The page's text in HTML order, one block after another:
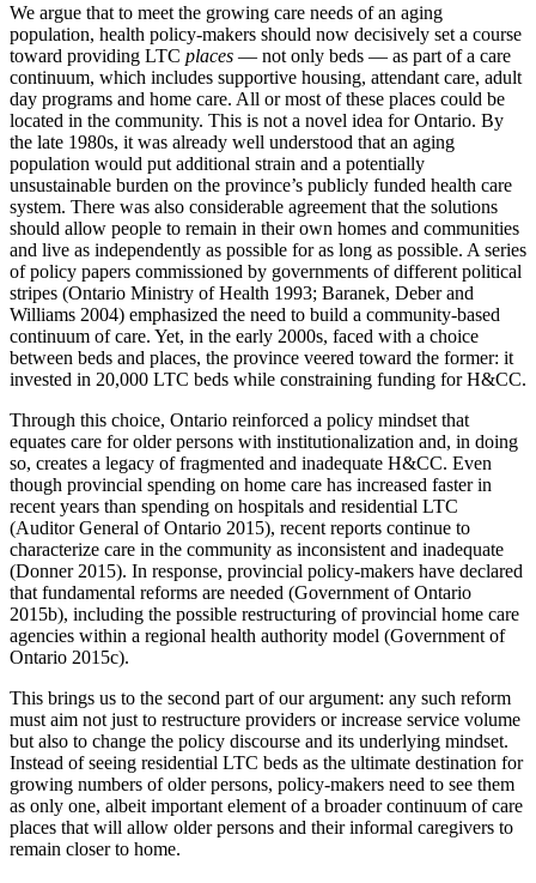
We argue that to meet the growing care needs of an aging
population, health policy-makers should now decisively set a course
toward providing LTC places — not only beds — as part of a care
continuum, which includes supportive housing, attendant care, adult
day programs and home care. All or most of these places could be
located in the community. This is not a novel idea for Ontario. By
the late 1980s, it was already well understood that an aging
population would put additional strain and a potentially
unsustainable burden on the province’s publicly funded health care
system. There was also considerable agreement that the solutions
should allow people to remain in their own homes and communities
and live as independently as possible for as long as possible. A series
of policy papers commissioned by governments of different political
stripes (Ontario Ministry of Health 1993; Baranek, Deber and
Williams 2004) emphasized the need to build a community-based
continuum of care. Yet, in the early 2000s, faced with a choice
between beds and places, the province veered toward the former: it
invested in 20,000 LTC beds while constraining funding for H&CC.
Through this choice, Ontario reinforced a policy mindset that
equates care for older persons with institutionalization and, in doing
so, creates a legacy of fragmented and inadequate H&CC. Even
though provincial spending on home care has increased faster in
recent years than spending on hospitals and residential LTC
(Auditor General of Ontario 2015), recent reports continue to
characterize care in the community as inconsistent and inadequate
(Donner 2015). In response, provincial policy-makers have declared
that fundamental reforms are needed (Government of Ontario
2015b), including the possible restructuring of provincial home care
agencies within a regional health authority model (Government of
Ontario 2015c).
This brings us to the second part of our argument: any such reform
must aim not just to restructure providers or increase service volume
but also to change the policy discourse and its underlying mindset.
Instead of seeing residential LTC beds as the ultimate destination for
growing numbers of older persons, policy-makers need to see them
as only one, albeit important element of a broader continuum of care
places that will allow older persons and their informal caregivers to
remain closer to home.